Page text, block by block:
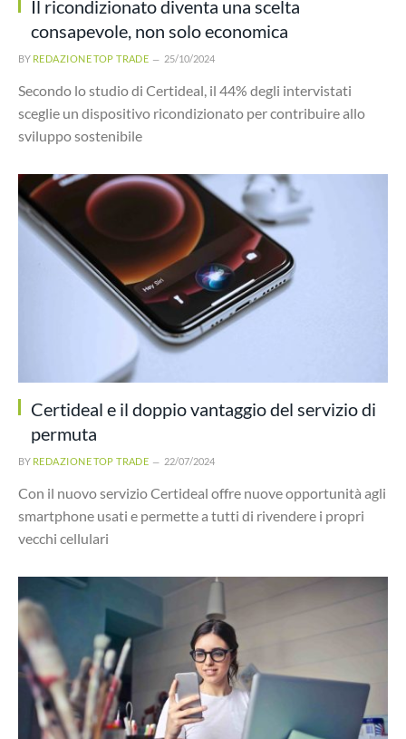
Il ricondizionato diventa una scelta
consapevole, non solo economica
BY REDAZIONE TOP TRADE 25/10/2024
Secondo lo studio di Certideal, il 44% degli intervistati
sceglie un dispositivo ricondizionato per contribuire allo
sviluppo sostenibile
Certideal e il doppio vantaggio del servizio di
permuta
BY REDAZIONE TOP TRADE 22/07/2024
Con il nuovo servizio Certideal offre nuove opportunità agli
smartphone usati e permette a tutti di rivendere i propri
vecchi cellulari